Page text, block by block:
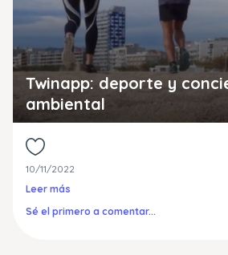
Twinapp: deporte y
ambiental
10/11/2022
Leer más
Sé el primero a comentar...